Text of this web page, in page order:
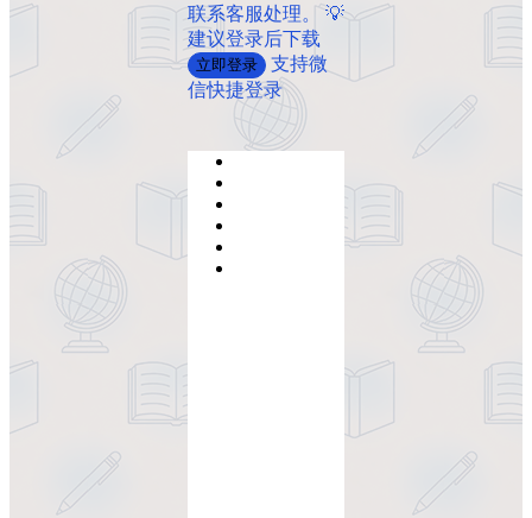
联系客服处理。 💡
建议登录后下载
立即登录
支持微
信快捷登录